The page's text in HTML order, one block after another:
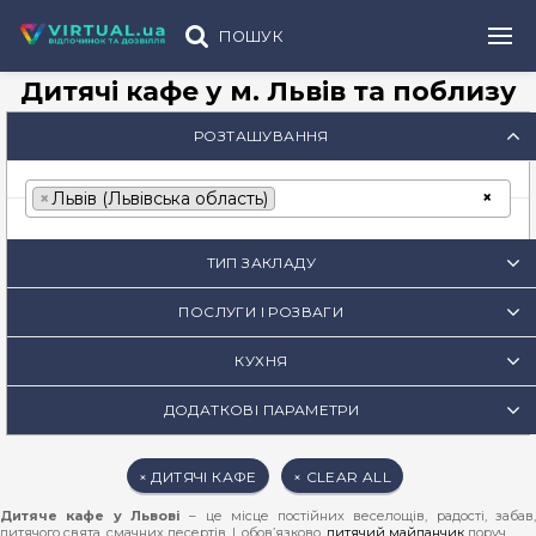
ПОШУК
Дитячі кафе у м. Львів та поблизу
РОЗТАШУВАННЯ
×
×Львів (Львівська область)
ТИП ЗАКЛАДУ
ПОСЛУГИ І РОЗВАГИ
КУХНЯ
ДОДАТКОВІ ПАРАМЕТРИ
× ДИТЯЧІ КАФЕ × CLEAR ALL
Дитяче кафе у Львові – це місце постійних веселощів, радості, забав,
дитячого свята, смачних десертів. І, обов’язково, дитячий майданчик поруч.